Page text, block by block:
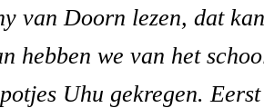
van Doorn lezen, dat
hebben we van het
Uhu gekregen.